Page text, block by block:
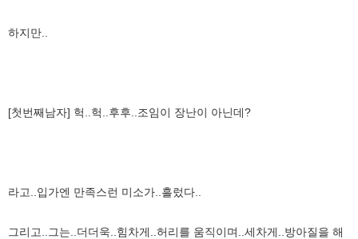
하지만..
[첫번째남자] 헉..헉..후후..조임이 장난이 아닌데?
라고..입가엔 만족스런 미소가..흘렀다..
그리고..그는..더더욱..힘차게..허리를 움직이며..세차게..방아질을 해